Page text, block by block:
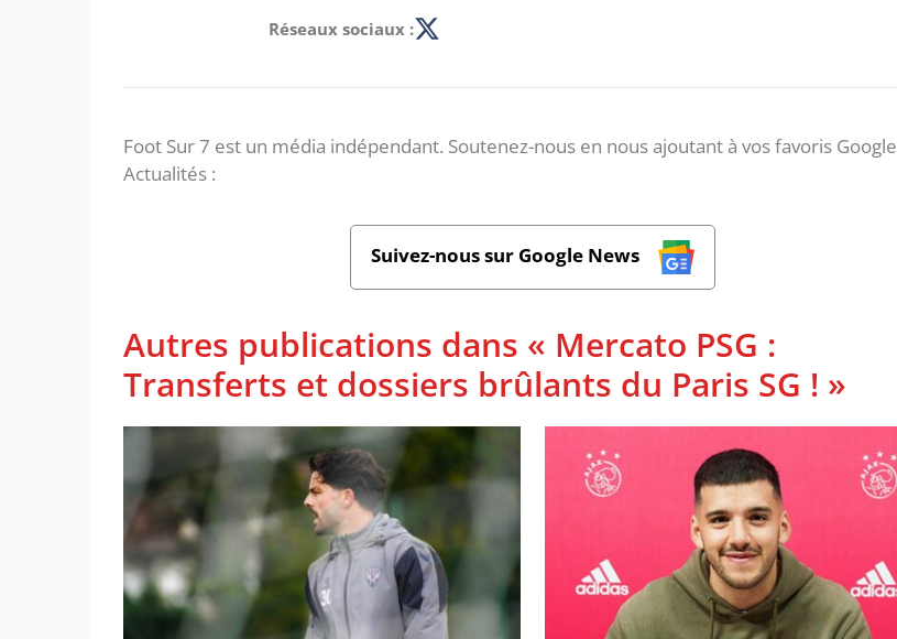
Réseaux sociaux :
Foot Sur 7 est un média indépendant. Soutenez-nous en nous ajoutant à vos favoris Google
Actualités :
Suivez-nous sur Google News
Autres publications dans « Mercato PSG :
Transferts et dossiers brûlants du Paris SG ! »